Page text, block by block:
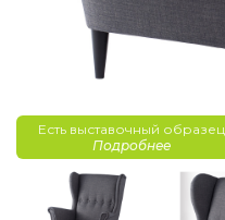
Есть выставочный образец
Подробнее